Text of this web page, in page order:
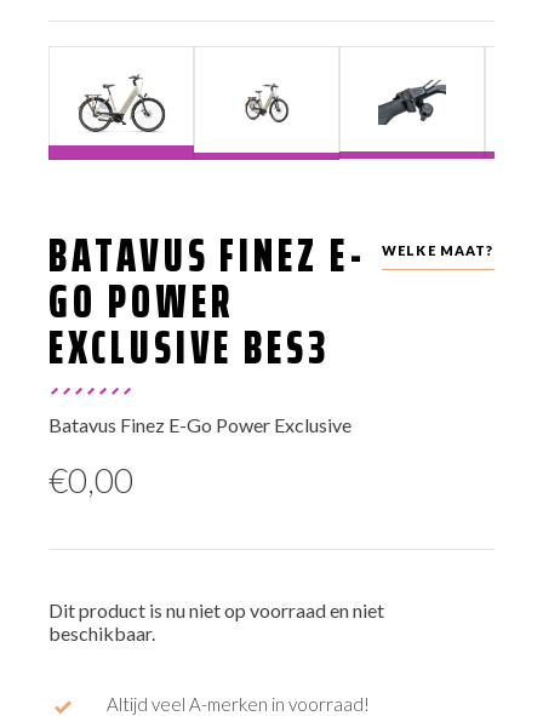
WELKE MAAT?
BATAVUS FINEZ E-
GO POWER
EXCLUSIVE BES3
Batavus Finez E-Go Power Exclusive
€0,00
Dit product is nu niet op voorraad en niet
beschikbaar.
Altijd veel A-merken in voorraad!